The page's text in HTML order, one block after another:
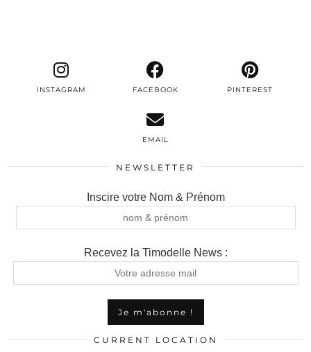
INSTAGRAM FACEBOOK PINTEREST
EMAIL
NEWSLETTER
Inscire votre Nom & Prénom
Recevez la Timodelle News :
CURRENT LOCATION